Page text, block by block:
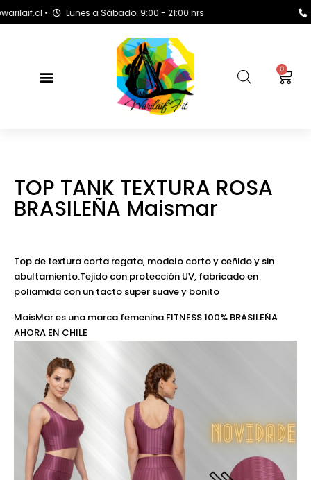
• Lunes a Sábado: 9:00 - 21:00 hrs
0
TOP TANK TEXTURA ROSA
BRASILEÑA Maismar
Top de textura corta regata, modelo corto y ceñido y sin
abultamiento.Tejido con protección UV, fabricado en
poliamida con un tacto super suave y bonito
MaisMar es una marca femenina FITNESS 100% BRASILEÑA
AHORA EN CHILE